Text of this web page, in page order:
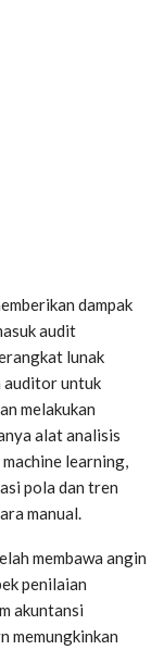
dampak
audit
lunak
auditor untuk
melakukan
alat analisis
learning,
pola dan tren
manual.
membawa angin
penilaian
akuntansi
memungkinkan